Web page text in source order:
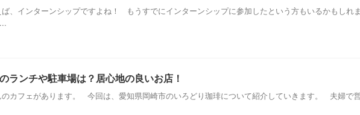
、インターンシップですよね！ もうすでにインターンシップに参加したという方もいるかもしれ
ランチや駐車場は？居心地の良いお店！
カフェがあります。 今回は、愛知県岡崎市のいろどり珈琲について紹介していきます。 夫婦で